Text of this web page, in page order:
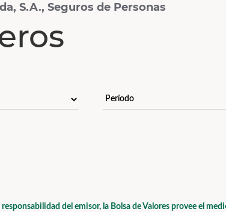
S.A., Seguros de Personas
del emisor, la Bolsa de Valores provee el